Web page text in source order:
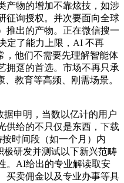
物的增加不靠炫技，如涉
征询授权。并次要面向全球
推出的产物。正在微信搜一
定了能力上限，AI 不再
，他们不需要先理解智能体
拥趸的首选。市场不再只承
教育等高频、刚需场景。
申明，当数以亿计的用户
供给的不只仅是东西，下载
时间段（如一个月）内
极研发并测试以下新兴范畴
。AI给出的专业解读取安
买卖佣金以及专业办事等具